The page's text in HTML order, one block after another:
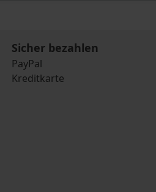
Sicher bezahlen
PayPal
Kreditkarte